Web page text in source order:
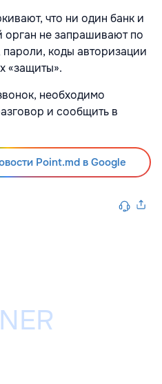
что ни один банк и
орган не запрашивают по
коды авторизации
«защиты».
необходимо
и сообщить в
Point.md в Google